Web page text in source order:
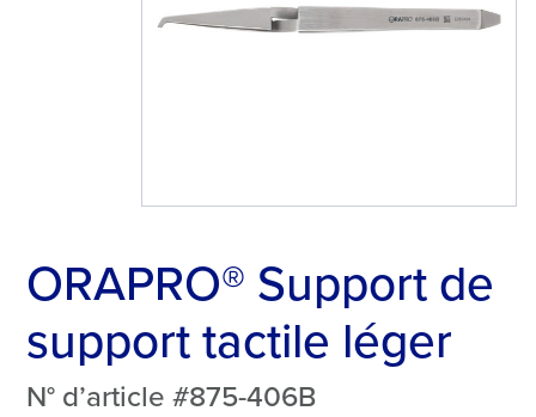
ORAPRO® Support de
support tactile léger
N° d’article #875-406B